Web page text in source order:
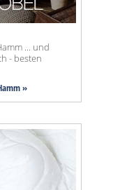
... und
- besten
»